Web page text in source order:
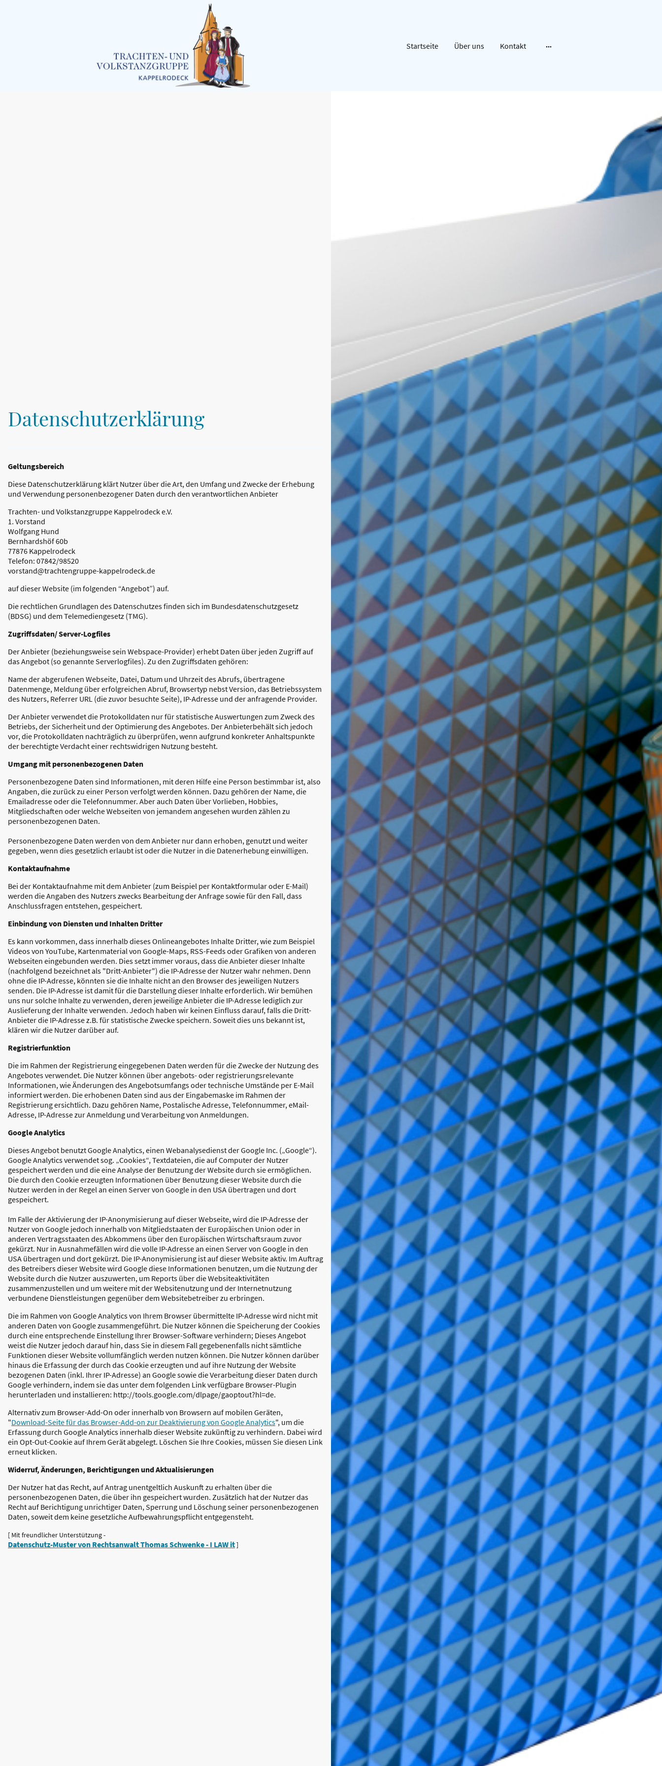
Startseite Über uns Kontakt
Datenschutzerklärung
Geltungsbereich
Diese Datenschutzerklärung klärt Nutzer über die Art, den Umfang und Zwecke der Erhebung
und Verwendung personenbezogener Daten durch den verantwortlichen Anbieter
Trachten- und Volkstanzgruppe Kappelrodeck e.V.
1. Vorstand
Wolfgang Hund
Bernhardshöf 60b
77876 Kappelrodeck
Telefon: 07842/98520
vorstand@trachtengruppe-kappelrodeck.de
auf dieser Website (im folgenden “Angebot”) auf.
Die rechtlichen Grundlagen des Datenschutzes finden sich im Bundesdatenschutzgesetz
(BDSG) und dem Telemediengesetz (TMG).
Zugriffsdaten/ Server-Logfiles
Der Anbieter (beziehungsweise sein Webspace-Provider) erhebt Daten über jeden Zugriff auf
das Angebot (so genannte Serverlogfiles). Zu den Zugriffsdaten gehören:
Name der abgerufenen Webseite, Datei, Datum und Uhrzeit des Abrufs, übertragene
Datenmenge, Meldung über erfolgreichen Abruf, Browsertyp nebst Version, das Betriebssystem
des Nutzers, Referrer URL (die zuvor besuchte Seite), IP-Adresse und der anfragende Provider.
Der Anbieter verwendet die Protokolldaten nur für statistische Auswertungen zum Zweck des
Betriebs, der Sicherheit und der Optimierung des Angebotes. Der Anbieterbehält sich jedoch
vor, die Protokolldaten nachträglich zu überprüfen, wenn aufgrund konkreter Anhaltspunkte
der berechtigte Verdacht einer rechtswidrigen Nutzung besteht.
Umgang mit personenbezogenen Daten
Personenbezogene Daten sind Informationen, mit deren Hilfe eine Person bestimmbar ist, also
Angaben, die zurück zu einer Person verfolgt werden können. Dazu gehören der Name, die
Emailadresse oder die Telefonnummer. Aber auch Daten über Vorlieben, Hobbies,
Mitgliedschaften oder welche Webseiten von jemandem angesehen wurden zählen zu
personenbezogenen Daten.
Personenbezogene Daten werden von dem Anbieter nur dann erhoben, genutzt und weiter
gegeben, wenn dies gesetzlich erlaubt ist oder die Nutzer in die Datenerhebung einwilligen.
Kontaktaufnahme
Bei der Kontaktaufnahme mit dem Anbieter (zum Beispiel per Kontaktformular oder E-Mail)
werden die Angaben des Nutzers zwecks Bearbeitung der Anfrage sowie für den Fall, dass
Anschlussfragen entstehen, gespeichert.
Einbindung von Diensten und Inhalten Dritter
Es kann vorkommen, dass innerhalb dieses Onlineangebotes Inhalte Dritter, wie zum Beispiel
Videos von YouTube, Kartenmaterial von Google-Maps, RSS-Feeds oder Grafiken von anderen
Webseiten eingebunden werden. Dies setzt immer voraus, dass die Anbieter dieser Inhalte
(nachfolgend bezeichnet als "Dritt-Anbieter") die IP-Adresse der Nutzer wahr nehmen. Denn
ohne die IP-Adresse, könnten sie die Inhalte nicht an den Browser des jeweiligen Nutzers
senden. Die IP-Adresse ist damit für die Darstellung dieser Inhalte erforderlich. Wir bemühen
uns nur solche Inhalte zu verwenden, deren jeweilige Anbieter die IP-Adresse lediglich zur
Auslieferung der Inhalte verwenden. Jedoch haben wir keinen Einfluss darauf, falls die Dritt-
Anbieter die IP-Adresse z.B. für statistische Zwecke speichern. Soweit dies uns bekannt ist,
klären wir die Nutzer darüber auf.
Registrierfunktion
Die im Rahmen der Registrierung eingegebenen Daten werden für die Zwecke der Nutzung des
Angebotes verwendet. Die Nutzer können über angebots- oder registrierungsrelevante
Informationen, wie Änderungen des Angebotsumfangs oder technische Umstände per E-Mail
informiert werden. Die erhobenen Daten sind aus der Eingabemaske im Rahmen der
Registrierung ersichtlich. Dazu gehören Name, Postalische Adresse, Telefonnummer, eMail-
Adresse, IP-Adresse zur Anmeldung und Verarbeitung von Anmeldungen.
Google Analytics
Dieses Angebot benutzt Google Analytics, einen Webanalysedienst der Google Inc. („Google“).
Google Analytics verwendet sog. „Cookies“, Textdateien, die auf Computer der Nutzer
gespeichert werden und die eine Analyse der Benutzung der Website durch sie ermöglichen.
Die durch den Cookie erzeugten Informationen über Benutzung dieser Website durch die
Nutzer werden in der Regel an einen Server von Google in den USA übertragen und dort
gespeichert.
Im Falle der Aktivierung der IP-Anonymisierung auf dieser Webseite, wird die IP-Adresse der
Nutzer von Google jedoch innerhalb von Mitgliedstaaten der Europäischen Union oder in
anderen Vertragsstaaten des Abkommens über den Europäischen Wirtschaftsraum zuvor
gekürzt. Nur in Ausnahmefällen wird die volle IP-Adresse an einen Server von Google in den
USA übertragen und dort gekürzt. Die IP-Anonymisierung ist auf dieser Website aktiv. Im Auftrag
des Betreibers dieser Website wird Google diese Informationen benutzen, um die Nutzung der
Website durch die Nutzer auszuwerten, um Reports über die Websiteaktivitäten
zusammenzustellen und um weitere mit der Websitenutzung und der Internetnutzung
verbundene Dienstleistungen gegenüber dem Websitebetreiber zu erbringen.
Die im Rahmen von Google Analytics von Ihrem Browser übermittelte IP-Adresse wird nicht mit
anderen Daten von Google zusammengeführt. Die Nutzer können die Speicherung der Cookies
durch eine entsprechende Einstellung Ihrer Browser-Software verhindern; Dieses Angebot
weist die Nutzer jedoch darauf hin, dass Sie in diesem Fall gegebenenfalls nicht sämtliche
Funktionen dieser Website vollumfänglich werden nutzen können. Die Nutzer können darüber
hinaus die Erfassung der durch das Cookie erzeugten und auf ihre Nutzung der Website
bezogenen Daten (inkl. Ihrer IP-Adresse) an Google sowie die Verarbeitung dieser Daten durch
Google verhindern, indem sie das unter dem folgenden Link verfügbare Browser-Plugin
herunterladen und installieren: http://tools.google.com/dlpage/gaoptout?hl=de.
Alternativ zum Browser-Add-On oder innerhalb von Browsern auf mobilen Geräten,
"Download-Seite für das Browser-Add-on zur Deaktivierung von Google Analytics", um die
Erfassung durch Google Analytics innerhalb dieser Website zukünftig zu verhindern. Dabei wird
ein Opt-Out-Cookie auf Ihrem Gerät abgelegt. Löschen Sie Ihre Cookies, müssen Sie diesen Link
erneut klicken.
Widerruf, Änderungen, Berichtigungen und Aktualisierungen
Der Nutzer hat das Recht, auf Antrag unentgeltlich Auskunft zu erhalten über die
personenbezogenen Daten, die über ihn gespeichert wurden. Zusätzlich hat der Nutzer das
Recht auf Berichtigung unrichtiger Daten, Sperrung und Löschung seiner personenbezogenen
Daten, soweit dem keine gesetzliche Aufbewahrungspflicht entgegensteht.
[ Mit freundlicher Unterstützung -
Datenschutz-Muster von Rechtsanwalt Thomas Schwenke - I LAW it]